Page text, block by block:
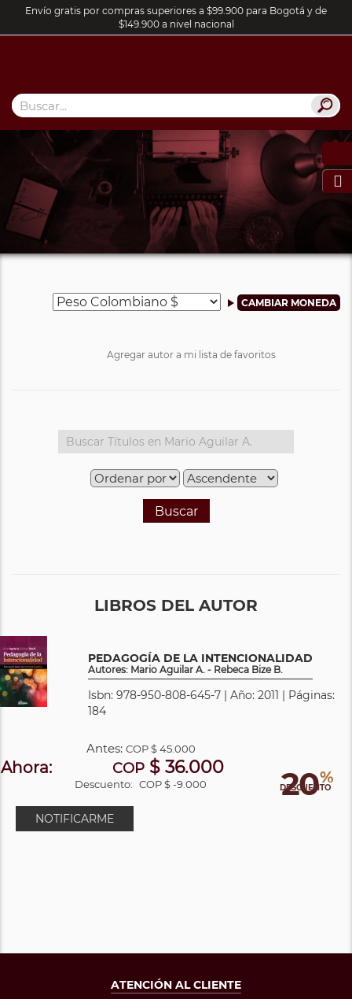
Envío gratis por compras superiores a $99.900 para Bogotá y de
$149.900 a nivel nacional

Agregar autor a mi lista de favoritos
Buscar
LIBROS DEL AUTOR
PEDAGOGÍA DE LA INTENCIONALIDAD
Autores: Mario Aguilar A. - Rebeca Bize B.
Isbn: 978-950-808-645-7 | Año: 2011 | Páginas:
184
20%
DESCUENTO
Antes: COP$ 45.000
Ahora: COP $ 36.000
Descuento: COP $ -9.000
NOTIFICARME
ATENCIÓN AL CLIENTE